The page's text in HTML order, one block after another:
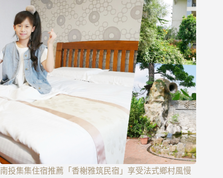
南投集集住宿推薦「香榭雅筑民宿」享受法式鄉村風慢